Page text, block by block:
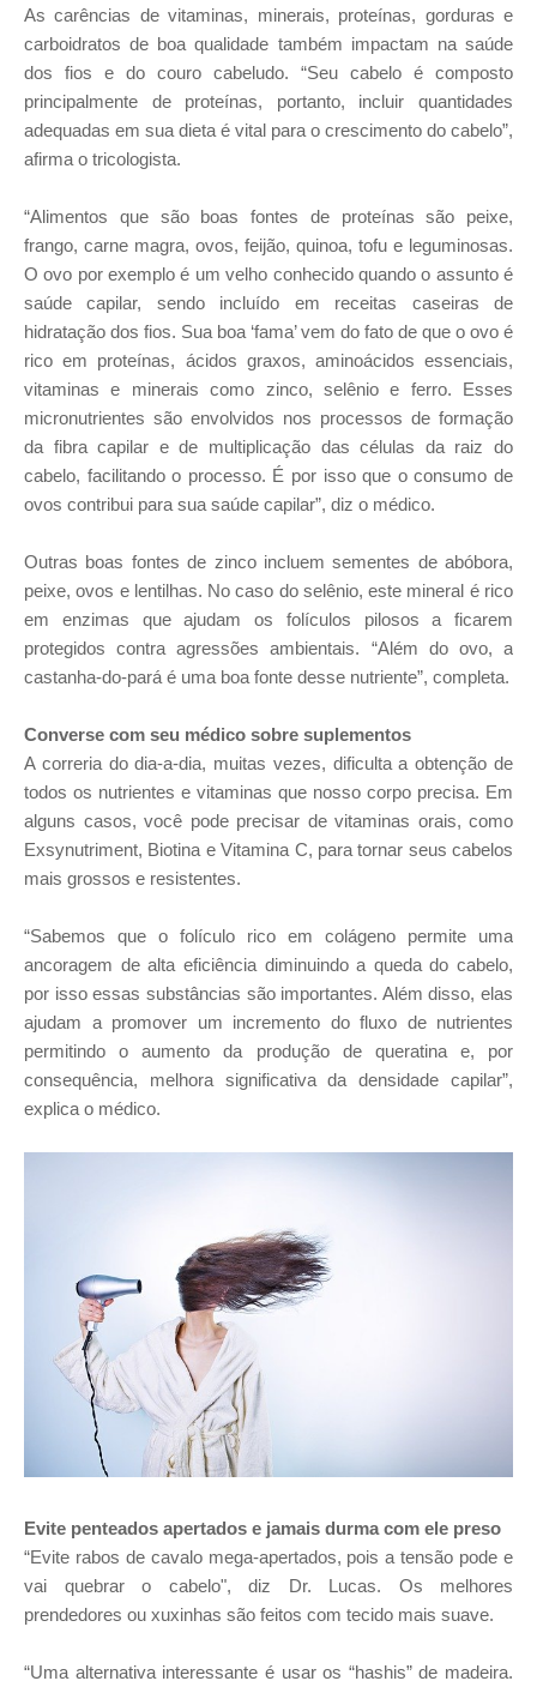
As carências de vitaminas, minerais, proteínas, gorduras e
carboidratos de boa qualidade também impactam na saúde
dos fios e do couro cabeludo. “Seu cabelo é composto
principalmente de proteínas, portanto, incluir quantidades
adequadas em sua dieta é vital para o crescimento do cabelo”,
afirma o tricologista.
“Alimentos que são boas fontes de proteínas são peixe,
frango, carne magra, ovos, feijão, quinoa, tofu e leguminosas.
O ovo por exemplo é um velho conhecido quando o assunto é
saúde capilar, sendo incluído em receitas caseiras de
hidratação dos fios. Sua boa ‘fama’ vem do fato de que o ovo é
rico em proteínas, ácidos graxos, aminoácidos essenciais,
vitaminas e minerais como zinco, selênio e ferro. Esses
micronutrientes são envolvidos nos processos de formação
da fibra capilar e de multiplicação das células da raiz do
cabelo, facilitando o processo. É por isso que o consumo de
ovos contribui para sua saúde capilar”, diz o médico.
Outras boas fontes de zinco incluem sementes de abóbora,
peixe, ovos e lentilhas. No caso do selênio, este mineral é rico
em enzimas que ajudam os folículos pilosos a ficarem
protegidos contra agressões ambientais. “Além do ovo, a
castanha-do-pará é uma boa fonte desse nutriente”, completa.
Converse com seu médico sobre suplementos
A correria do dia-a-dia, muitas vezes, dificulta a obtenção de
todos os nutrientes e vitaminas que nosso corpo precisa. Em
alguns casos, você pode precisar de vitaminas orais, como
Exsynutriment, Biotina e Vitamina C, para tornar seus cabelos
mais grossos e resistentes.
“Sabemos que o folículo rico em colágeno permite uma
ancoragem de alta eficiência diminuindo a queda do cabelo,
por isso essas substâncias são importantes. Além disso, elas
ajudam a promover um incremento do fluxo de nutrientes
permitindo o aumento da produção de queratina e, por
consequência, melhora significativa da densidade capilar”,
explica o médico.
Evite penteados apertados e jamais durma com ele preso
“Evite rabos de cavalo mega-apertados, pois a tensão pode e
vai quebrar o cabelo", diz Dr. Lucas. Os melhores
prendedores ou xuxinhas são feitos com tecido mais suave.
“Uma alternativa interessante é usar os “hashis” de madeira.